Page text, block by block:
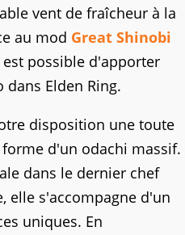
vent de fraîcheur à la
au mod Great Shinobi
possible d'apporter
dans Elden Ring.
disposition une toute
d'un odachi massif.
dans le dernier chef
elle s'accompagne d'un
uniques. En